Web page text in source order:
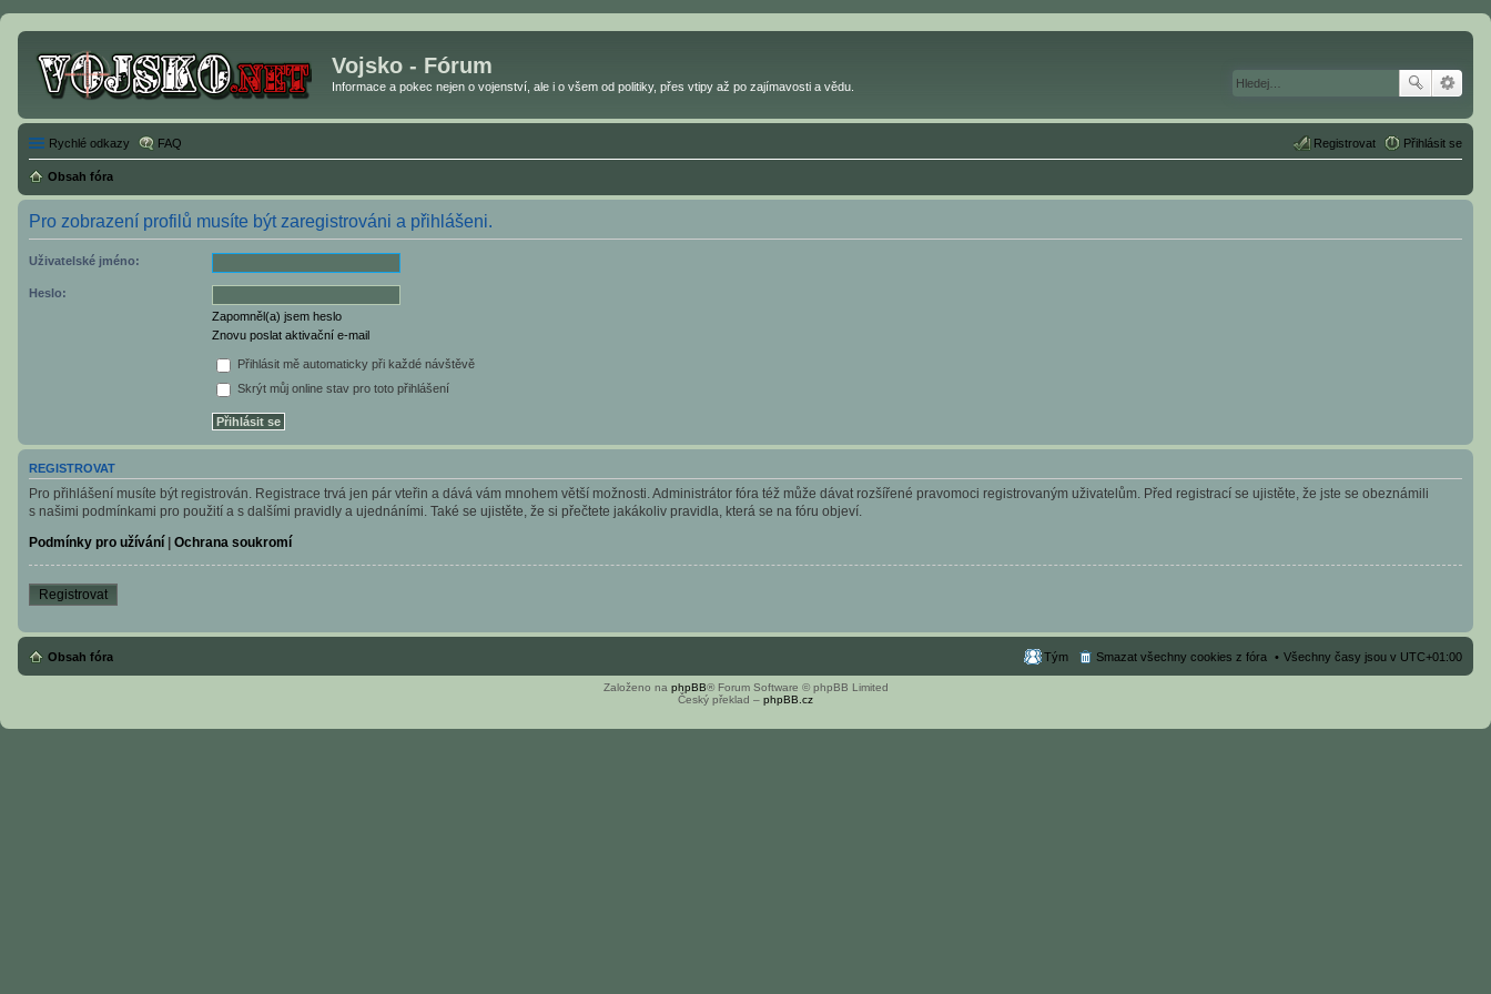
Vojsko - Fórum
Informace a pokec nejen o vojenství, ale i o všem od politiky, přes vtipy až po zajímavosti a vědu.
Rychlé odkazy FAQ Přihlásit se
Registrovat
Obsah fóra
Pro zobrazení profilů musíte být zaregistrováni a přihlášeni.
Uživatelské jméno:
Heslo:
Zapomněl(a) jsem heslo
Znovu poslat aktivační e-mail
Přihlásit mě automaticky při každé návštěvě
Skrýt můj online stav pro toto přihlášení
REGISTROVAT
Pro přihlášení musíte být registrován. Registrace trvá jen pár vteřin a dává vám mnohem větší možnosti. Administrátor fóra též může dávat rozšířené pravomoci registrovaným uživatelům. Před registrací se ujistěte, že jste se obeznámili
s našimi podmínkami pro použití a s dalšími pravidly a ujednáními. Také se ujistěte, že si přečtete jakákoliv pravidla, která se na fóru objeví.
Podmínky pro užívání
Ochrana soukromí
Registrovat
Obsah fóra Všechny časy jsou v UTC+01:00
Smazat všechny cookies z fóra
Tým
Založeno na phpBB® Forum Software © phpBB Limited
Český překlad – phpBB.cz